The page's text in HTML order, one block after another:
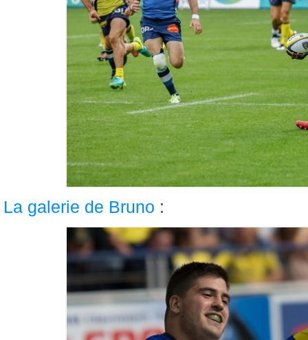
La galerie de Bruno :